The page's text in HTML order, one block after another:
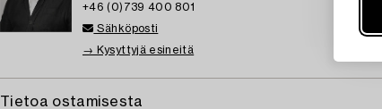
+46 (0)739 400 801
Sähköposti
→ Kysyttyjä esineitä
Tietoa ostamisesta